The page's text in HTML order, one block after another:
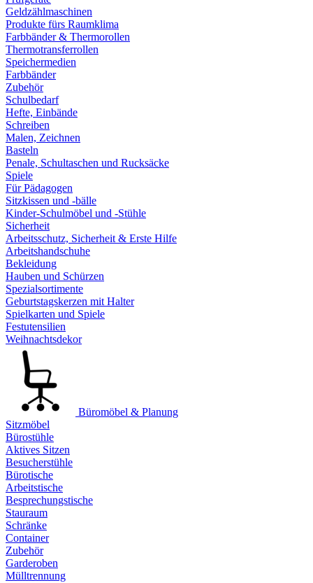
Geldzählmaschinen
Produkte fürs Raumklima
Farbbänder & Thermorollen
Thermotransferrollen
Speichermedien
Farbbänder
Zubehör
Schulbedarf
Hefte, Einbände
Schreiben
Malen, Zeichnen
Basteln
Penale, Schultaschen und Rucksäcke
Spiele
Für Pädagogen
Sitzkissen und -bälle
Kinder-Schulmöbel und -Stühle
Sicherheit
Arbeitsschutz, Sicherheit & Erste Hilfe
Arbeitshandschuhe
Bekleidung
Hauben und Schürzen
Spezialsortimente
Geburtstagskerzen mit Halter
Spielkarten und Spiele
Festutensilien
Weihnachtsdekor
Büromöbel & Planung
Sitzmöbel
Bürostühle
Aktives Sitzen
Besucherstühle
Bürotische
Arbeitstische
Besprechungstische
Stauraum
Schränke
Container
Zubehör
Garderoben
Mülltrennung